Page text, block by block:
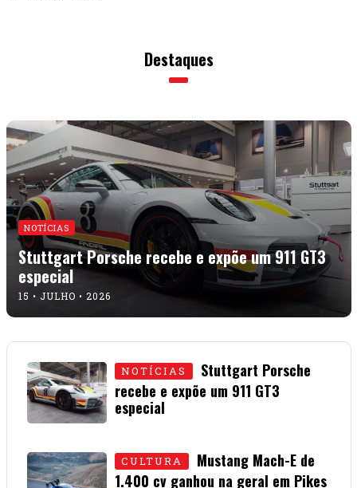
Destaques
NOTÍCIAS
Stuttgart Porsche recebe e expõe um 911 GT3
especial
15 • JULHO • 2026
NOTÍCIAS
Stuttgart Porsche
recebe e expõe um 911 GT3
especial
CULTURA
Mustang Mach-E de
1.400 cv ganhou na geral em Pikes